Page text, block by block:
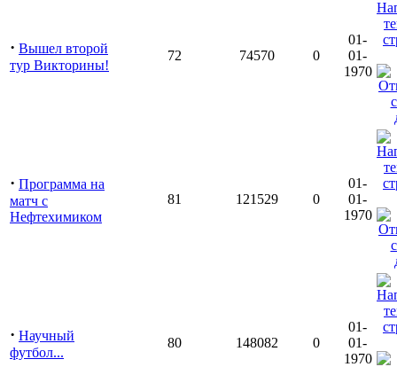
· Вышел второй
тур Викторины!
72 74570 0
01-
01-
1970
· Программа на
матч с
Нефтехимиком
81 121529 0
01-
01-
1970
· Научный
футбол...
80 148082 0
01-
01-
1970